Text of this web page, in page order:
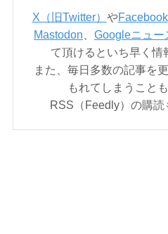
X（旧Twitter） やFacebook
Mastodon
Googleニュー
て頂けるといち早く情
また、毎日多数の記事を
もれてしまうこと
RSS（Feedly）の購読